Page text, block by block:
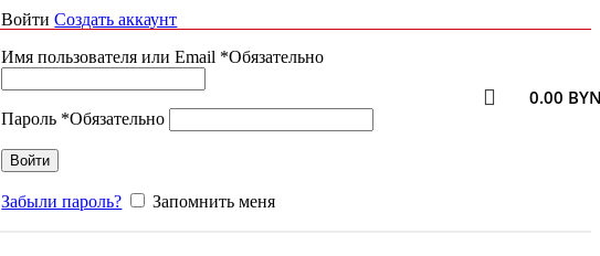
ВойтиСоздать аккаунт
Имя пользователя или Email *Обязательно
Пароль *Обязательно
Войти
Забыли пароль? Запомнить меня
0.00